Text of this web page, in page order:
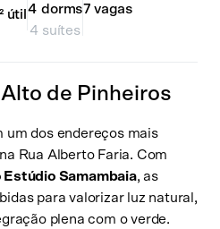
útil 4 dorms
4 suítes
7 vagas
de Pinheiros
um dos endereços mais
Rua Alberto Faria. Com
Samambaia, as
para valorizar luz natural,
plena com o verde.